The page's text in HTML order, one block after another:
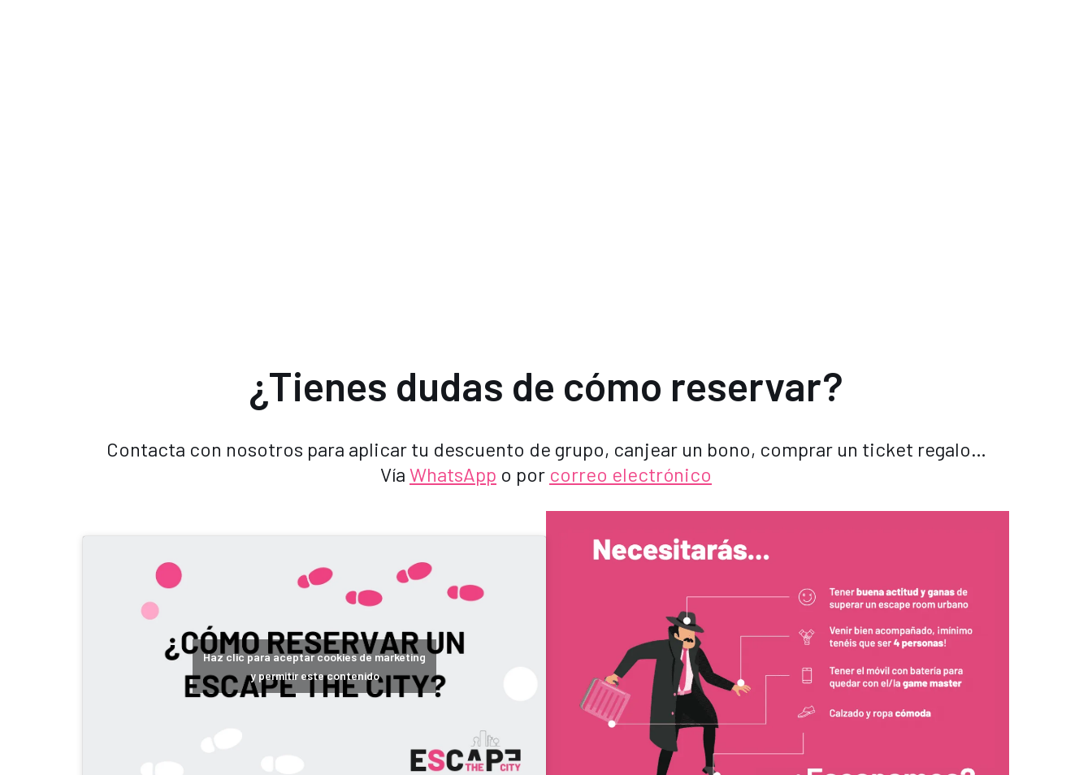
¿Tienes dudas de cómo reservar?
Contacta con nosotros para aplicar tu descuento de grupo, canjear un bono, comprar un ticket regalo…
Vía WhatsApp o por correo electrónico
Haz clic para aceptar cookies de marketing
y permitir este contenido